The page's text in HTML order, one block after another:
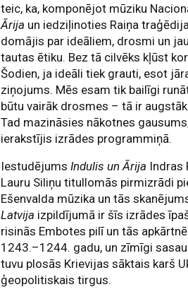
teic, ka, komponējot mūziku
Ārija un iedziļinoties Raiņa
domājis par ideāliem, drosmi un
tautas ētiku. Bez tā cilvēks kļūst
Šodien, ja ideāli tiek grauti, esot
ziņojums. Mēs esam tik bailīgi
būtu vairāk drosmes – tā ir
Tad mazināsies nākotnes
ierakstījis izrādes programmiņā.
IestudējumsIndulis un Ārija Indras
Lauru Siliņu titullomās pirmizrādi
Ešenvalda mūzika un tās
Latvija izpildījumā ir šīs izrādes
risinās Embotes pilī un tās
1243.–1244. gadu, un zīmīgi
tuvu plosās Krievijas sāktais karš
ģeopolitiskais tirgus.